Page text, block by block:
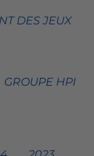
DES JEUX
GROUPE HPI